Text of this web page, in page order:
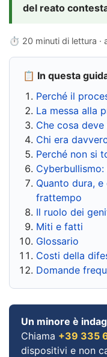
del reato
⏱ 20 minuti di lettura ·
📋 In questa
Perché il
La messa alla
Che cosa
Chi era
Perché non si
Quanto dura,
frattempo
Il ruolo dei
Miti e fatti
Glossario
Costi della
Domande
Un minore è
Chiama +39 335
dispositivi e non